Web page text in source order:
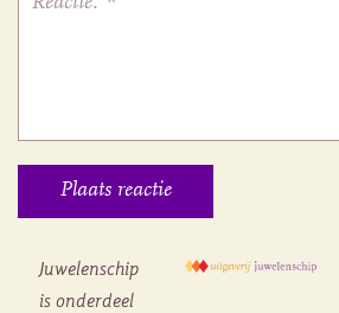
Juwelenschip
is onderdeel